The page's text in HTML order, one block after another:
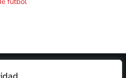
DEZASETE MEDIA SL